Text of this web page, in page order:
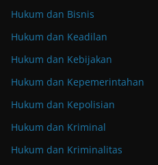
Hukum dan Bisnis
Hukum dan Keadilan
Hukum dan Kebijakan
Hukum dan Kepemerintahan
Hukum dan Kepolisian
Hukum dan Kriminal
Hukum dan Kriminalitas